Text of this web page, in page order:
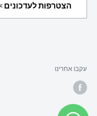
הצטרפות לעדכונים
עקבו אחרינו